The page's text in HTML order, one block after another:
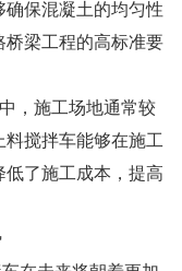
保混凝土的均匀性
桥梁工程的高标准要
，施工场地通常较
搅拌车能够在施工
了施工成本，提高